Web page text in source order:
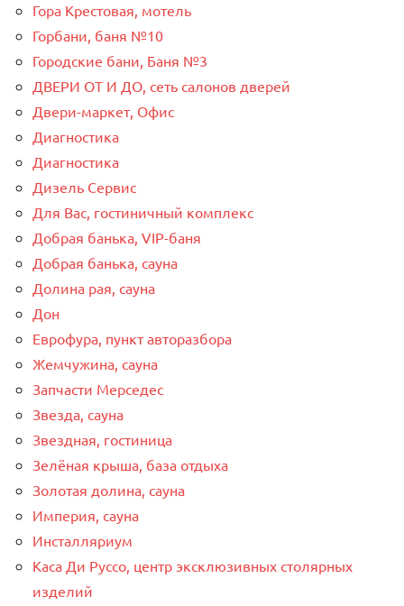
Гора Крестовая, мотель
Горбани, баня №10
Городские бани, Баня №3
ДВЕРИ ОТ И ДО, сеть салонов дверей
Двери-маркет, Офис
Диагностика
Диагностика
Дизель Сервис
Для Вас, гостиничный комплекс
Добрая банька, VIP-баня
Добрая банька, сауна
Долина рая, сауна
Дон
Еврофура, пункт авторазбора
Жемчужина, сауна
Запчасти Мерседес
Звезда, сауна
Звездная, гостиница
Зелёная крыша, база отдыха
Золотая долина, сауна
Империя, сауна
Инсталляриум
Каса Ди Руссо, центр эксклюзивных столярных
изделий